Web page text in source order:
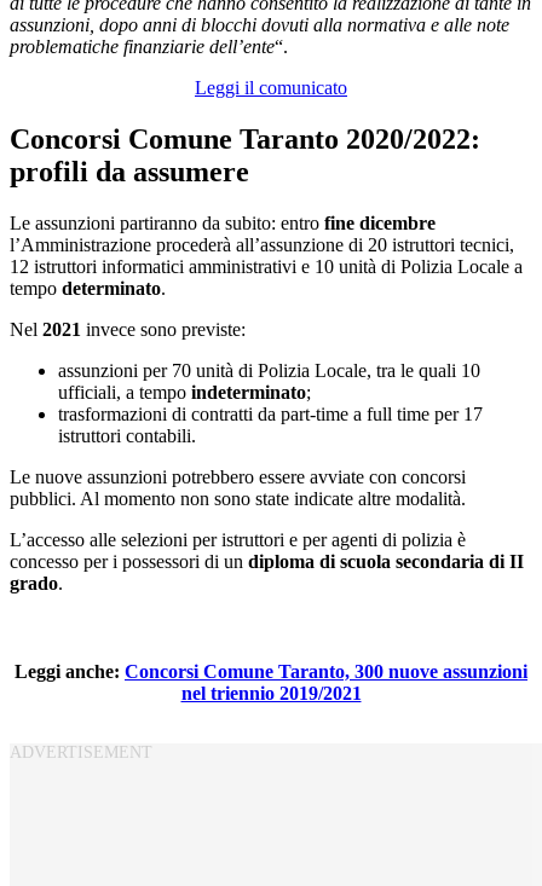
assunzioni, dopo anni di blocchi dovuti alla normativa e alle note
problematiche finanziarie dell’ente“.
Leggi il comunicato
Concorsi Comune Taranto 2020/2022:
profili da assumere
Le assunzioni partiranno da subito: entro fine dicembre
l’Amministrazione procederà all’assunzione di 20 istruttori tecnici,
12 istruttori informatici amministrativi e 10 unità di Polizia Locale a
tempo determinato.
Nel 2021 invece sono previste:
assunzioni per 70 unità di Polizia Locale, tra le quali 10
ufficiali, a tempo indeterminato;
trasformazioni di contratti da part-time a full time per 17
istruttori contabili.
Le nuove assunzioni potrebbero essere avviate con concorsi
pubblici. Al momento non sono state indicate altre modalità.
L’accesso alle selezioni per istruttori e per agenti di polizia è
concesso per i possessori di un diploma di scuola secondaria di II
grado.
Leggi anche: Concorsi Comune Taranto, 300 nuove assunzioni
nel triennio 2019/2021